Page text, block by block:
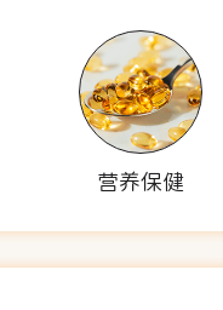
营养保健